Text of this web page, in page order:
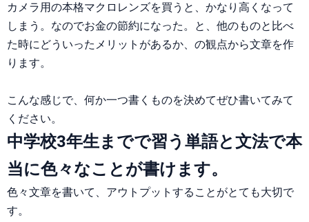
カメラ用の本格マクロレンズを買うと、かなり高くなって
しまう。なのでお金の節約になった。と、他のものと比べ
た時にどういったメリットがあるか、の観点から文章を作
ります。
こんな感じで、何か一つ書くものを決めてぜひ書いてみて
ください。
中学校3年生までで習う単語と文法で本
当に色々なことが書けます。
色々文章を書いて、アウトプットすることがとても大切で
す。